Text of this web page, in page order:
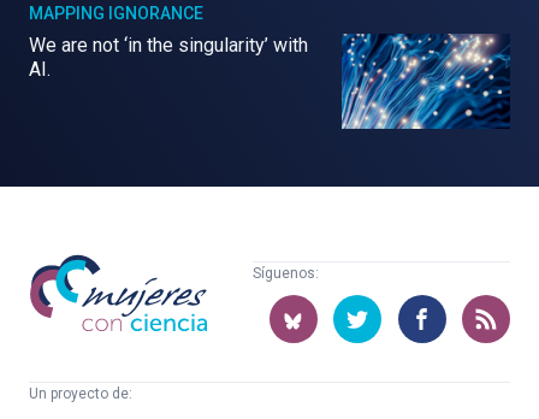
MAPPING IGNORANCE
We are not ‘in the singularity’ with
AI.
Mujeres
con
ciencia
Síguenos:
Un proyecto de: